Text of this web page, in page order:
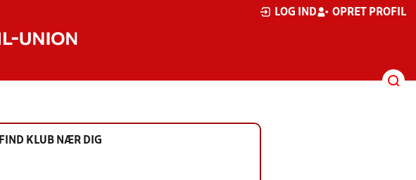
LOG IND OPRET PROFIL
FIND KLUB NÆR DIG